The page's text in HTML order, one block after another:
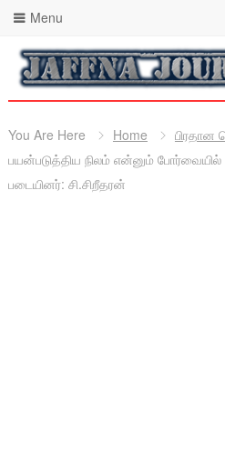
Menu
You Are Here Home பிரதான
பயன்படுத்திய நிலம் என்னும் போர்வையில்
படையினர்: சி.சிறீதரன்